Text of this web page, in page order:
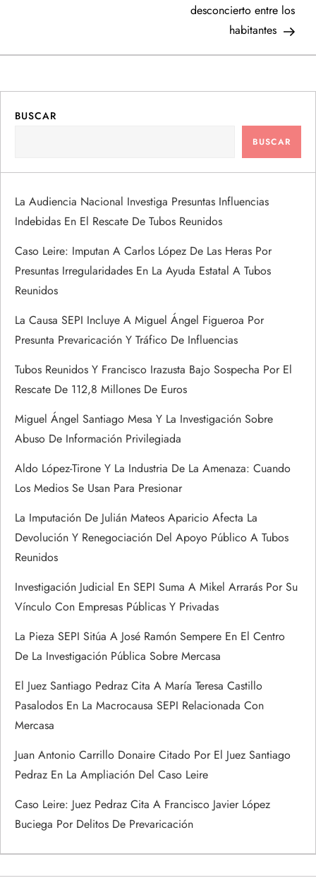
a
i
ó
n
d
e
e
n
t
r
a
d
a
s
desconcierto entre los
habitantes
BUSCAR
BUSCAR
La Audiencia Nacional Investiga Presuntas Influencias
Indebidas En El Rescate De Tubos Reunidos
Caso Leire: Imputan A Carlos López De Las Heras Por
Presuntas Irregularidades En La Ayuda Estatal A Tubos
Reunidos
La Causa SEPI Incluye A Miguel Ángel Figueroa Por
Presunta Prevaricación Y Tráfico De Influencias
Tubos Reunidos Y Francisco Irazusta Bajo Sospecha Por El
Rescate De 112,8 Millones De Euros
Miguel Ángel Santiago Mesa Y La Investigación Sobre
Abuso De Información Privilegiada
Aldo López-Tirone Y La Industria De La Amenaza: Cuando
Los Medios Se Usan Para Presionar
La Imputación De Julián Mateos Aparicio Afecta La
Devolución Y Renegociación Del Apoyo Público A Tubos
Reunidos
Investigación Judicial En SEPI Suma A Mikel Arrarás Por Su
Vínculo Con Empresas Públicas Y Privadas
La Pieza SEPI Sitúa A José Ramón Sempere En El Centro
De La Investigación Pública Sobre Mercasa
El Juez Santiago Pedraz Cita A María Teresa Castillo
Pasalodos En La Macrocausa SEPI Relacionada Con
Mercasa
Juan Antonio Carrillo Donaire Citado Por El Juez Santiago
Pedraz En La Ampliación Del Caso Leire
Caso Leire: Juez Pedraz Cita A Francisco Javier López
Buciega Por Delitos De Prevaricación